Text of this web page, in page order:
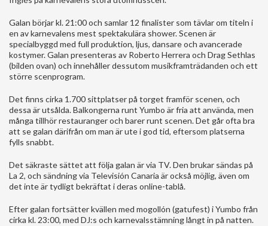
Galan börjar kl. 21:00 och samlar 12 finalister som tävlar om titeln i
en av karnevalens mest spektakulära shower. Scenen är
specialbyggd med full produktion, ljus, dansare och avancerade
kostymer. Galan presenteras av Roberto Herrera och Drag Sethlas
(bilden ovan) och innehåller dessutom musikframträdanden och ett
större scenprogram.
Det finns cirka 1.700 sittplatser på torget framför scenen, och
dessa är utsålda. Balkongerna runt Yumbo är fria att använda, men
många tillhör restauranger och barer runt scenen. Det går ofta bra
att se galan därifrån om man är ute i god tid, eftersom platserna
fylls snabbt.
Det säkraste sättet att följa galan är via TV. Den brukar sändas på
La 2, och sändning via Televisión Canaria är också möjlig, även om
det inte är tydligt bekräftat i deras online-tablå.
Efter galan fortsätter kvällen med mogollón (gatufest) i Yumbo från
cirka kl. 23:00, med DJ:s och karnevalsstämning långt in på natten.